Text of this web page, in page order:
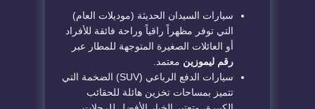
​سيارات السيدان الحديثة (موديلات العام)
التي توفر مظهراً راقياً وراحة فائقة للأفراد
أو العائلات الصغيرة المتوجهة للمطار عبر
رقم ليموزين معتمد.
​سيارات الدفع الرباعي (SUV) الضخمة التي
تتميز بمساحات تخزين هائلة للحقائب